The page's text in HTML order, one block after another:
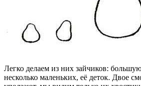
Легко делаем из них зайчиков:
несколько маленьких, её деток. Двое